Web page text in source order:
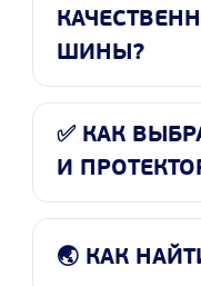
ШИНЫ?
✅ КАК
И
🌏 КАК